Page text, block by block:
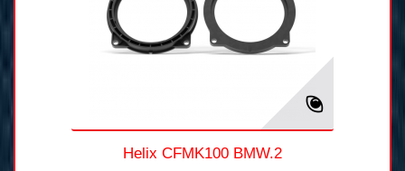
Helix CFMK100 BMW.2